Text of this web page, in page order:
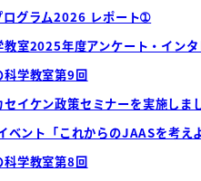
ログラム2026 レポート➀
室2025年度アンケート・イン
科学教室第9回
セイケン政策セミナーを実施しま
ベント「これからのJAASを考え
科学教室第8回